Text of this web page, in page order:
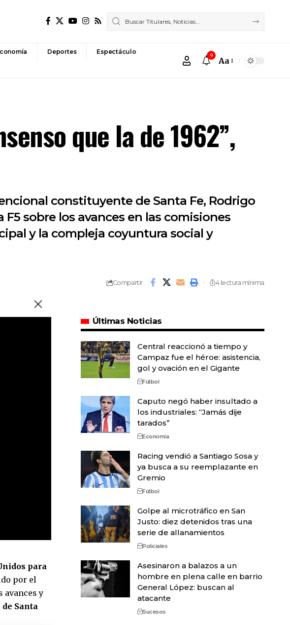
Deportes Espectáculo 9
Font
Aa
que la de 1962”,
constituyente de Santa Fe, Rodrigo
sobre los avances en las comisiones
y la compleja coyuntura social y
Compartir 4 lectura mínima
para
por el
avances y
Santa
Últimas Noticias
Central reaccionó a tiempo y
Campaz fue el héroe: asistencia,
gol y ovación en el Gigante
Fútbol
Caputo negó haber insultado a
los industriales: “Jamás dije
tarados”
Economía
Racing vendió a Santiago Sosa y
ya busca a su reemplazante en
Gremio
Fútbol
Golpe al microtráfico en San
Justo: diez detenidos tras una
serie de allanamientos
Policiales
Asesinaron a balazos a un
hombre en plena calle en barrio
General López: buscan al
atacante
Sucesos